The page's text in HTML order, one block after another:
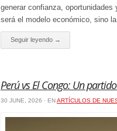
generar confianza,
será el modelo económico, sino
Seguir leyendo →
Perú vs El Congo: Un
30 JUNE, 2026 · ENARTÍCULOS DE